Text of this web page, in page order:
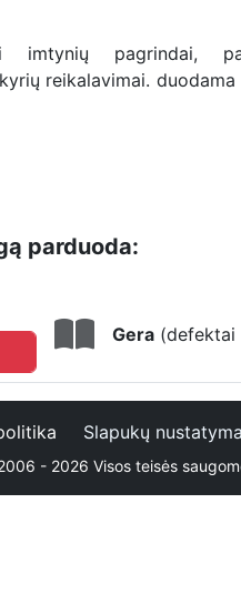
imtynių pagrindai,
reikalavimai.
parduoda:
Gera (defektai
Slapukų
- 2026 Visos teisės